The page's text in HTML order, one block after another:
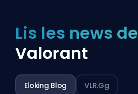
Lis les news de
Valorant
Eloking Blog VLR.gg